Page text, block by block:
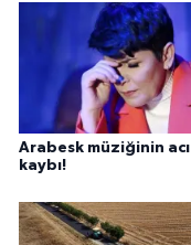
Arabesk müziğinin acı
kaybı!